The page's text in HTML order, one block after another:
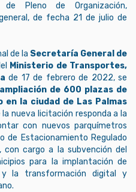
Pleno de Organización,
de fecha 21 de julio de
de la Secretaría General de
Ministerio de Transportes,
de 17 de febrero de 2022, se
ampliación de 600 plazas de
la ciudad de Las Palmas
la nueva licitación responda a la
con nuevos parquímetros
de Estacionamiento Regulado
con cargo a la subvención del
para la implantación de
y la transformación digital y